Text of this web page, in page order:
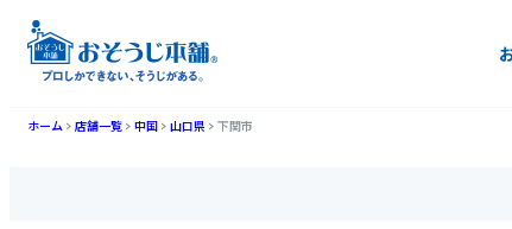
ホーム 店舗一覧 中国 山口県 下関市